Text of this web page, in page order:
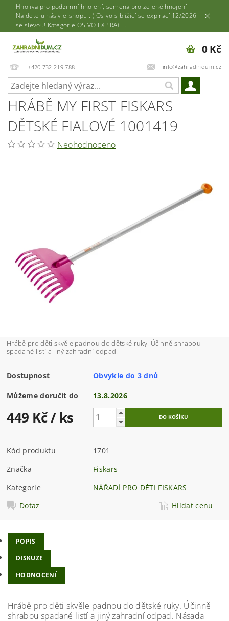
Hnojiva pro podzimní hnojení, semena pro zelené hnojení.
Najdete u nás v e-shopu :-) Osivo s blížící se expirací 12/2026
se slevou! Kategorie OSIVO EXPIRACE.
+420 732 219 788 info@zahradnidum.cz
0 Kč
HRÁBĚ MY FIRST FISKARS
DĚTSKÉ FIALOVÉ 1001419
Neohodnoceno
Hrábě pro děti skvěle padnou do dětské ruky. Účinně shrabou
spadané listí a jiný zahradní odpad.
Dostupnost Obvykle do 3 dnů
Můžeme doručit do 13.8.2026
449 Kč/ ks
Kód produktu
1701
Značka
Fiskars
Kategorie
NÁŘADÍ PRO DĚTI FISKARS
Dotaz
Hlídat cenu
POPIS
DISKUZE
HODNOCENÍ
Hrábě pro děti skvěle padnou do dětské ruky. Účinně
shrabou spadané listí a jiný zahradní odpad. Násada